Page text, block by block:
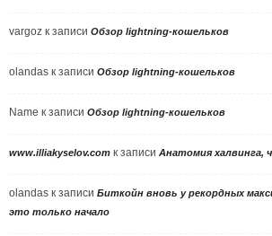
vargoz к записи Обзор lightning-кошельков
olandas к записи Обзор lightning-кошельков
Name к записи Обзор lightning-кошельков
www.illiakyselov.com к записи Анатомия халвинга,
olandas к записи Биткойн вновь у рекордных
это только начало